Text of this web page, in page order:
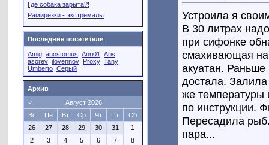
Устроила я
В 30 литрах
при сифонке
смахивающая на
акуатан.
достала. Залила
же температуры
по инструкции.
Пересадила
пара...
Где собака зарыта?!
Рамирезки - экстремалы
Последние посетители
Amig anostomus Anri01 Aris
asorev ilovennov Proxy Tany
Umberto Серый
Архив
<
Август 2026
Вс
Пн Вт Ср Чт Пт
Сб
26
27 28 29 30 31
1
2
3 4 5 6 7
8